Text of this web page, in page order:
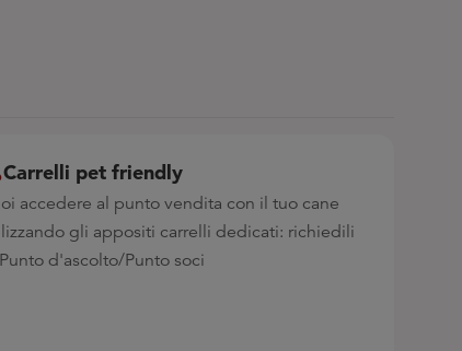
Carrelli pet friendly
accedere al punto vendita con il tuo cane
gli appositi carrelli dedicati: richiedili
d'ascolto/Punto soci